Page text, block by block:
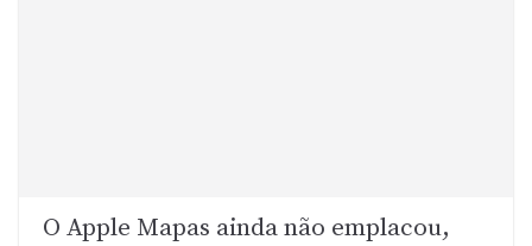
O Apple Mapas ainda não emplacou,